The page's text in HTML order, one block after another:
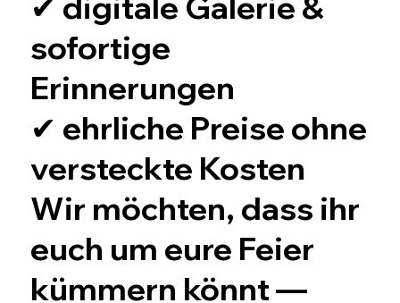
sofortige
Erinnerungen
✔ ehrliche Preise ohne
versteckte Kosten
Wir möchten, dass ihr
euch um eure Feier
kümmern könnt —